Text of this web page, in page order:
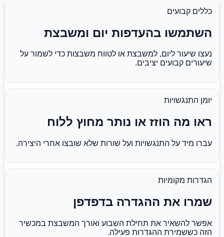
כללים קבועים
השתמשו בהעדפות יום ומשבצת
נעצו שיעור ליום, למשבצת או לטווח משבצות כדי לשמור על
שיעורים קבועים יציבים.
יומן התנגשויות
ראו מה הוזז או נותר מחוץ ללוח
עברו מיד על התנגשויות ועל שורות שלא שובצו אחרי היצירה.
הגדרות מקומיות
שמרו את ההגדרה בדפדפן
אפשר להשאיר את תחילת השבוע ואורך המשבצת במכשיר
הזה כששמירת ההגדרות פעילה.